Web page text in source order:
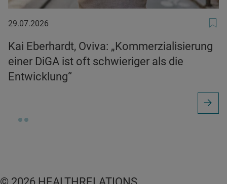
29.07.2026
29.07.2026
Kai Eberhardt, Oviva: „Kommerzialisierung
einer DiGA ist oft schwieriger als die
Entwicklung“